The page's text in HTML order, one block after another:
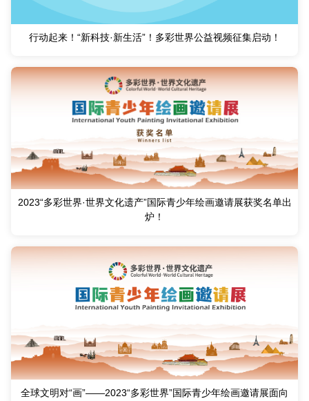
行动起来！“新科技·新生活”！多彩世界公益视频征集启动！
2023“多彩世界·世界文化遗产”国际青少年绘画邀请展获奖名单出
炉！
全球文明对“画”——2023“多彩世界”国际青少年绘画邀请展面向